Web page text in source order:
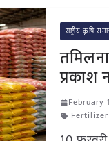
राष्ट्रीय कृषि
प्रकाश
February